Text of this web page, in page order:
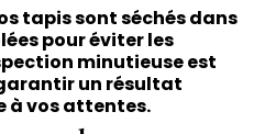
tapis sont séchés dans
pour éviter les
minutieuse est
un résultat
à vos attentes.